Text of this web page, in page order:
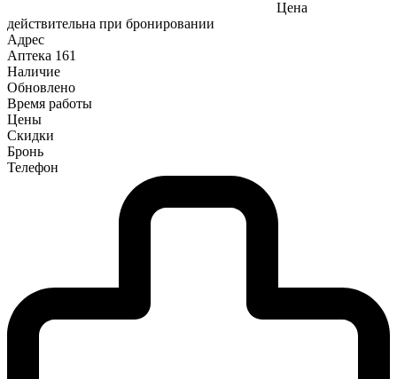
Цена
действительна при бронировании
Адрес
Аптека 161
Наличие
Обновлено
Время работы
Цены
Скидки
Бронь
Телефон